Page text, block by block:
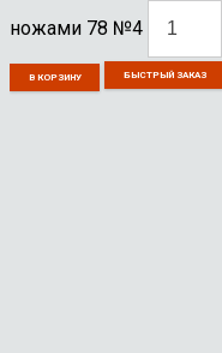
ножами 78 №4
В КОРЗИНУ БЫСТРЫЙ ЗАКАЗ